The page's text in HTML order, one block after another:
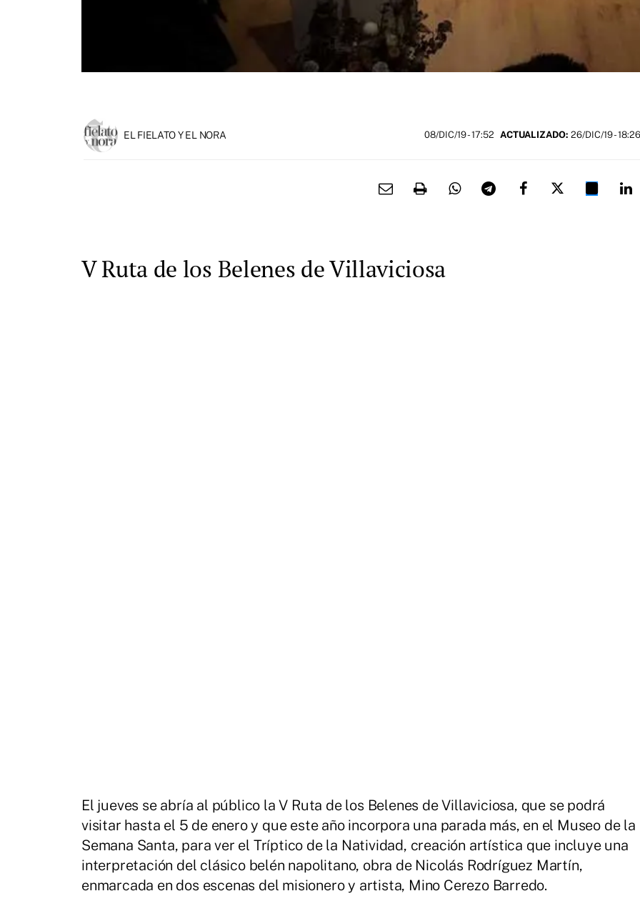
EL FIELATO Y EL NORA 08/DIC/19- 17:52 ACTUALIZADO: 26/DIC/19 - 18:26
V Ruta de los Belenes de Villaviciosa
El jueves se abría al público la V Ruta de los Belenes de Villaviciosa, que se podrá
visitar hasta el 5 de enero y que este año incorpora una parada más, en el Museo de la
Semana Santa, para ver el Tríptico de la Natividad, creación artística que incluye una
interpretación del clásico belén napolitano, obra de Nicolás Rodríguez Martín,
enmarcada en dos escenas del misionero y artista, Mino Cerezo Barredo.